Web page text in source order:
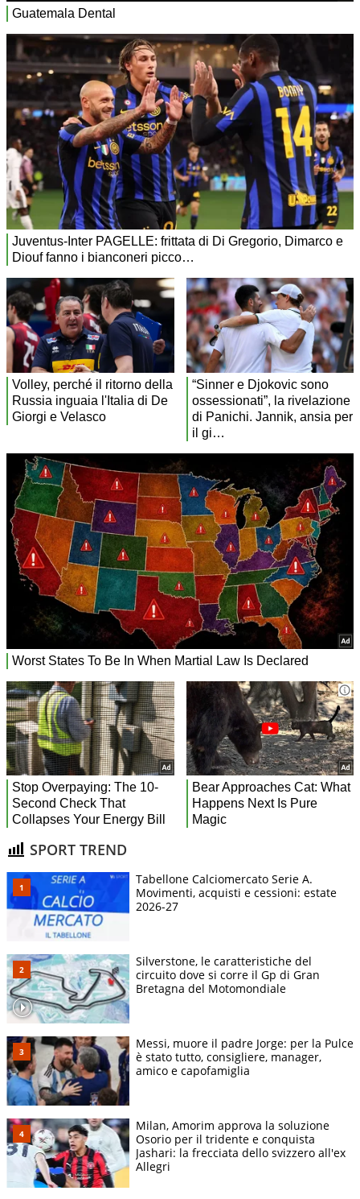
SPORT TREND
Tabellone Calciomercato Serie A.
Movimenti, acquisti e cessioni: estate
2026-27
Silverstone, le caratteristiche del
circuito dove si corre il Gp di Gran
Bretagna del Motomondiale
Messi, muore il padre Jorge: per la Pulce
è stato tutto, consigliere, manager,
amico e capofamiglia
Milan, Amorim approva la soluzione
Osorio per il tridente e conquista
Jashari: la frecciata dello svizzero all'ex
Allegri